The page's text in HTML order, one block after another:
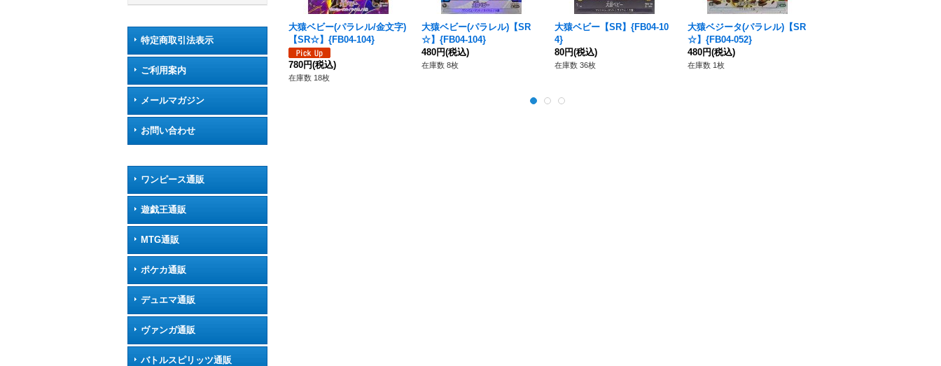
特定商取引法表示
ご利用案内
メールマガジン
お問い合わせ
ワンピース通販
遊戯王通販
MTG通販
ポケカ通販
デュエマ通販
ヴァンガ通販
バトルスピリッツ通販
大猿ベビー(パラレル/金文字)
【SR☆】{FB04-104}
780円(税込)
在庫数 18枚
大猿ベビー(パラレル)【SR
☆】{FB04-104}
480円(税込)
在庫数 8枚
大猿ベビー【SR】{FB04-10
4}
80円(税込)
在庫数 36枚
大猿ベジータ(パラレル)【SR
☆】{FB04-052}
480円(税込)
在庫数 1枚